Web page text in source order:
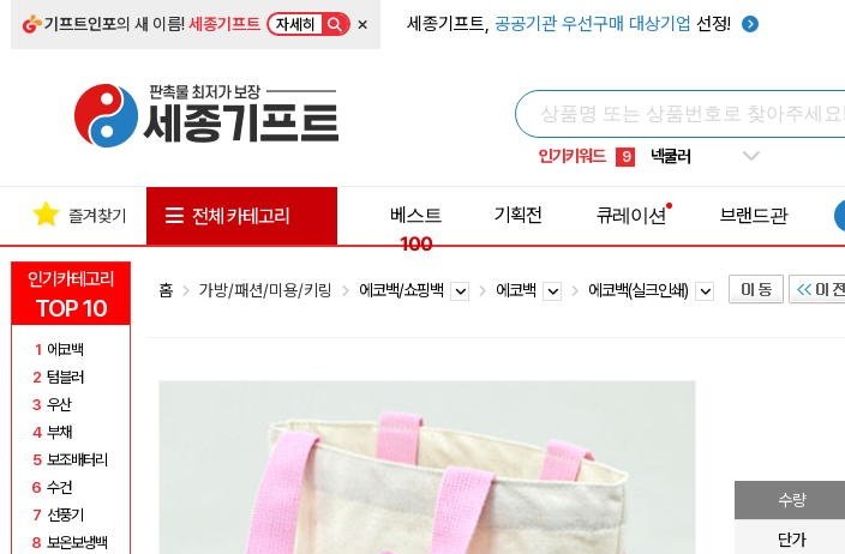
기프트인포의 새 이름!세종기프트 자세히 × 세종기프트, 공공기관 우선구매 대상기업 선정!
인기키워드
5 키캡
8 쿨토시
9 넥쿨러
1 선풍기
인기카테고리
TOP 10
1 에코백
2 텀블러
3 우산
4 부채
5 보조배터리
6 수건
7 선풍기
8 보온보냉백
즐겨찾기 전체 카테고리
베스트
100
기획전 큐레이션 브랜드관
홈 가방/패션/미용/키링 에코백/쇼핑백 에코백 에코백(실크인쇄)
수량
단가